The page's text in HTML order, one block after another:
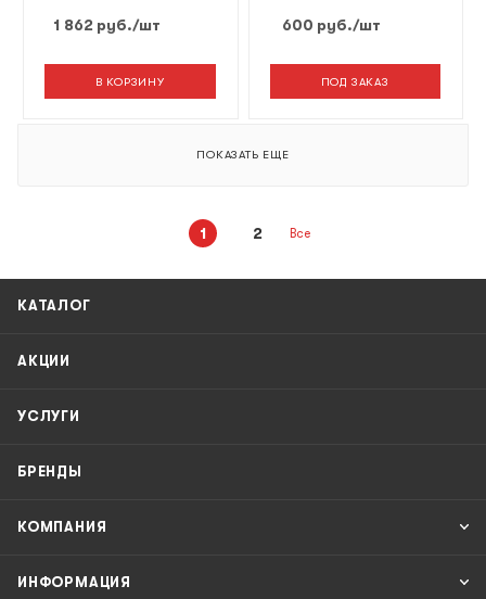
1 862 руб./шт
В КОРЗИНУ
600 руб./шт
ПОД ЗАКАЗ
ПОКАЗАТЬ ЕЩЕ
1 2 Все
КАТАЛОГ
АКЦИИ
УСЛУГИ
БРЕНДЫ
КОМПАНИЯ
ИНФОРМАЦИЯ